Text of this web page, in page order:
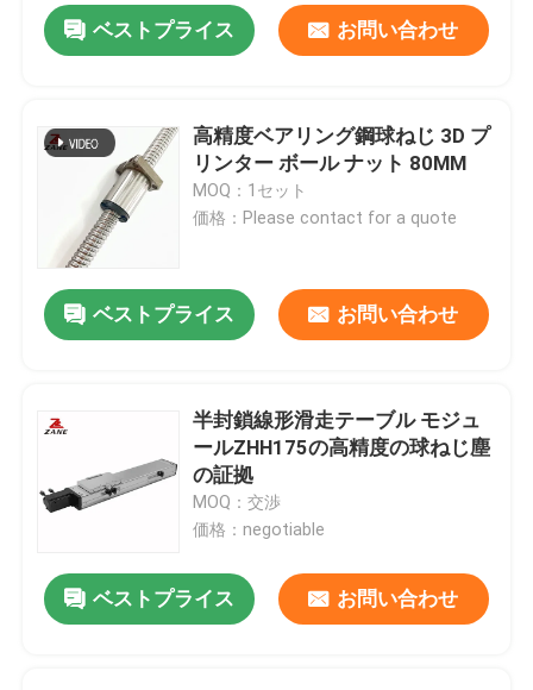
ベストプライス お問い合わせ
高精度ベアリング鋼球ねじ 3D プ
リンター ボール ナット 80MM
MOQ：1セット
価格：Please contact for a quote
ベストプライス お問い合わせ
半封鎖線形滑走テーブル モジュ
ールZHH175の高精度の球ねじ塵
の証拠
MOQ：交渉
価格：negotiable
ベストプライス お問い合わせ